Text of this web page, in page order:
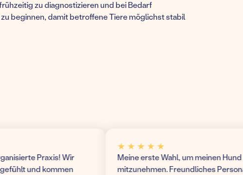
zu diagnostizieren und bei Bedarf
beginnen, damit betroffene Tiere möglichst stabil
Praxis! Wir
und kommen
★ ★ ★ ★ ★
Meine erste Wahl, um meinen Hund
mitzunehmen. Freundliches Personal